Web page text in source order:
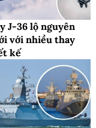
J-36 lộ nguyên
với nhiều thay
kế